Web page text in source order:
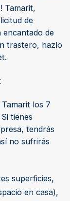
Tamarit,
de
de
trastero, hazlo
los 7
tienes
tendrás
no sufrirás
superficies,
en casa),